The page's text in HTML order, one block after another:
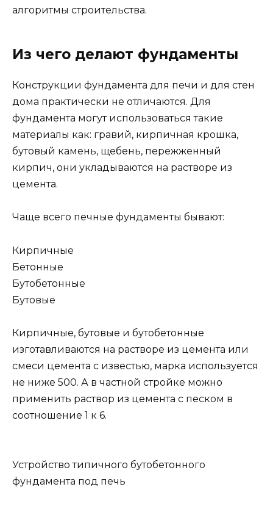
алгоритмы строительства.
Из чего делают фундаменты
Конструкции фундамента для печи и для стен
дома практически не отличаются. Для
фундамента могут использоваться такие
материалы как: гравий, кирпичная крошка,
бутовый камень, щебень, пережженный
кирпич, они укладываются на растворе из
цемента.
Чаще всего печные фундаменты бывают:
Кирпичные
Бетонные
Бутобетонные
Бутовые
Кирпичные, бутовые и бутобетонные
изготавливаются на растворе из цемента или
смеси цемента с известью, марка используется
не ниже 500. А в частной стройке можно
применить раствор из цемента с песком в
соотношение 1 к 6.
Устройство типичного бутобетонного
фундамента под печь